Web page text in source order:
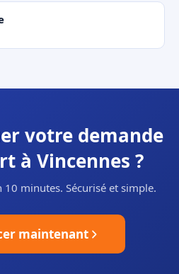
votre demande
à Vincennes ?
minutes. Sécurisé et simple.
maintenant